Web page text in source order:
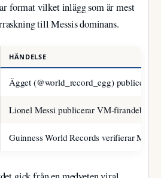
format vilket inlägg som är mest
till Messis dominans.
HÄNDELSE
Ägget (@world_record_egg) publiceras
Lionel Messi publicerar VM-
Guinness World Records verifierar